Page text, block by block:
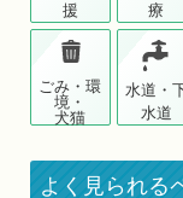
援
療
ごみ・環
境・
犬猫
水道・
水道
よく見られる